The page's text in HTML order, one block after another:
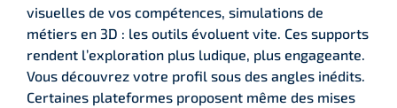
visuelles de vos compétences, simulations de
métiers en 3D : les outils évoluent vite. Ces supports
rendent l’exploration plus ludique, plus engageante.
Vous découvrez votre profil sous des angles inédits.
Certaines plateformes proposent même des mises